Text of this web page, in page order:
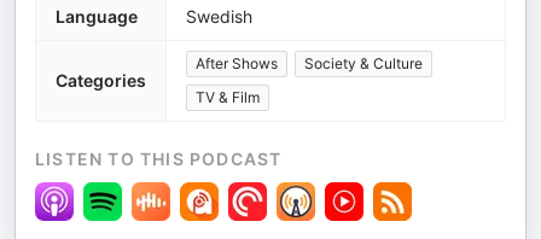
Language Swedish
Categories
After Shows
Society & Culture
TV & Film
LISTEN TO THIS PODCAST